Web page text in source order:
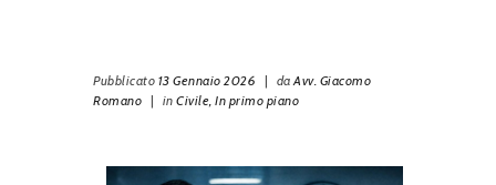
Pubblicato 13 Gennaio 2026 | daAvv. Giacomo
Romano | in Civile, In primo piano